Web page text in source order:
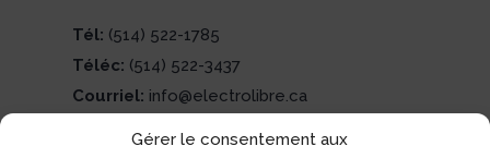
Gérer le consentement aux
Tél: (514) 522-1785
Téléc: (514) 522-3437
Courriel: info@electrolibre.ca